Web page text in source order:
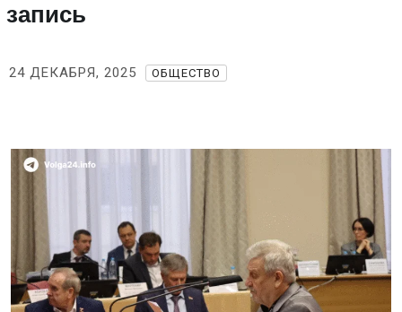
запись
24 ДЕКАБРЯ, 2025 ОБЩЕСТВО